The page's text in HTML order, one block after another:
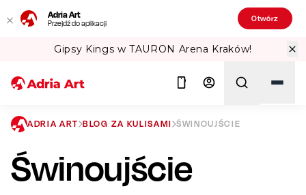
Adria Art
Przejdź do aplikacji Otwórz
Kraków! Sprawdź Teatralne
Szukaj
ADRIA ART BLOG ZA KULISAMI ŚWINOUJŚCIE
Świnoujście